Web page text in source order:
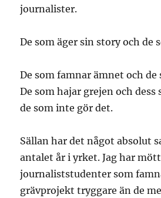
journalister.
De som äger sin story och de
De som famnar ämnet och
De som hajar grejen och dess
de som inte gör det.
Sällan har det något absolut
antalet år i yrket. Jag har mött
journaliststudenter som
grävprojekt tryggare än de